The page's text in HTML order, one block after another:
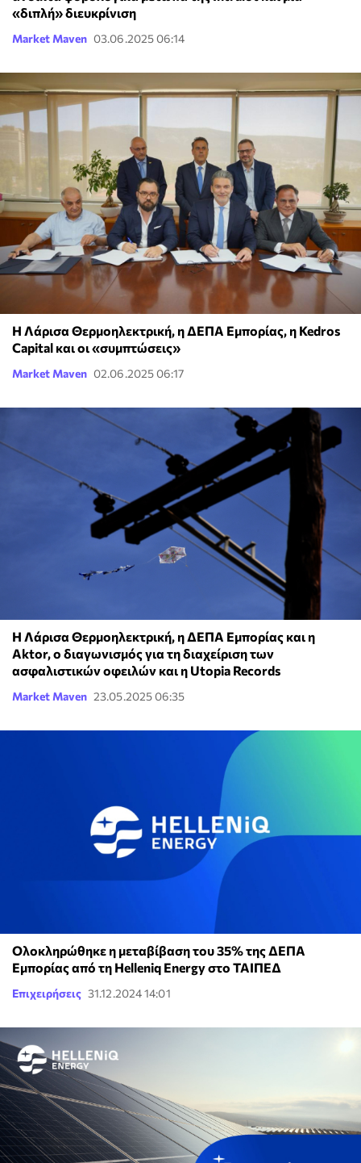
«διπλή» διευκρίνιση
Market Maven 03.06.2025 06:14
Η Λάρισα Θερμοηλεκτρική, η ΔΕΠΑ Εμπορίας, η Kedros
Capital και οι «συμπτώσεις»
Market Maven 02.06.2025 06:17
Η Λάρισα Θερμοηλεκτρική, η ΔΕΠΑ Εμπορίας και η
Aktor, ο διαγωνισμός για τη διαχείριση των
ασφαλιστικών οφειλών και η Utopia Records
Market Maven 23.05.2025 06:35
Ολοκληρώθηκε η μεταβίβαση του 35% της ΔΕΠΑ
Εμπορίας από τη Helleniq Energy στο ΤΑΙΠΕΔ
Επιχειρήσεις 31.12.2024 14:01